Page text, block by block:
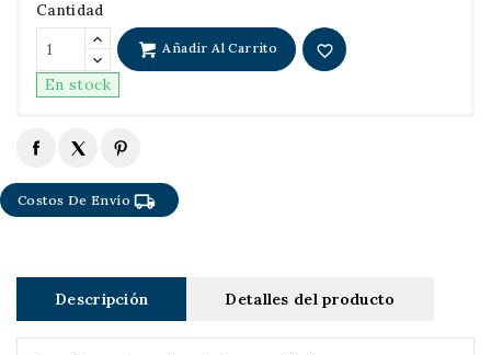
Cantidad
Añadir Al Carrito favorite_border
En stock
Costos De Envíolocal_shipping
Descripción Detalles del producto